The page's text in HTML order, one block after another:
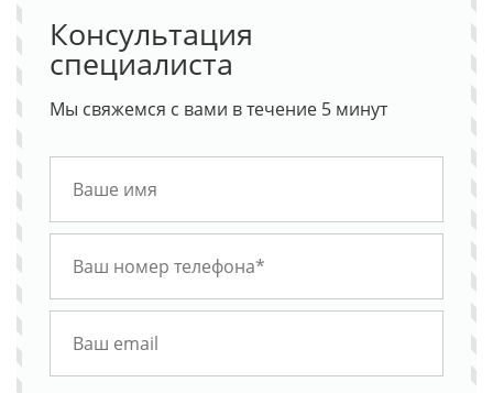
Консультация
специалиста
Мы свяжемся с вами в течение 5 минут